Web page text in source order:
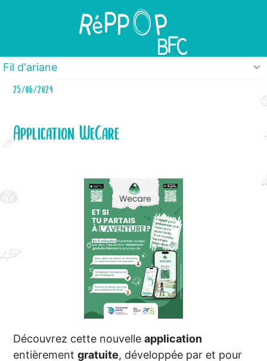
Fil d'ariane
25/06/2024
Application WeCare
Découvrez cette nouvelleapplication
entièrementgratuite, développée par et pour
Panneau de gestion des cookies